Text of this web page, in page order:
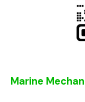
Marine